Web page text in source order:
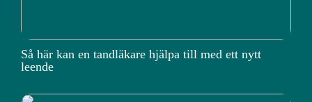
Så här kan en tandläkare hjälpa till med ett nytt
leende